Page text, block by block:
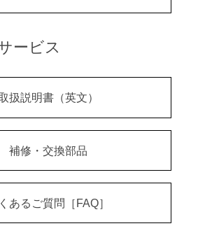
ービス
扱説明書（英文）
補修・交換部品
あるご質問［FAQ］